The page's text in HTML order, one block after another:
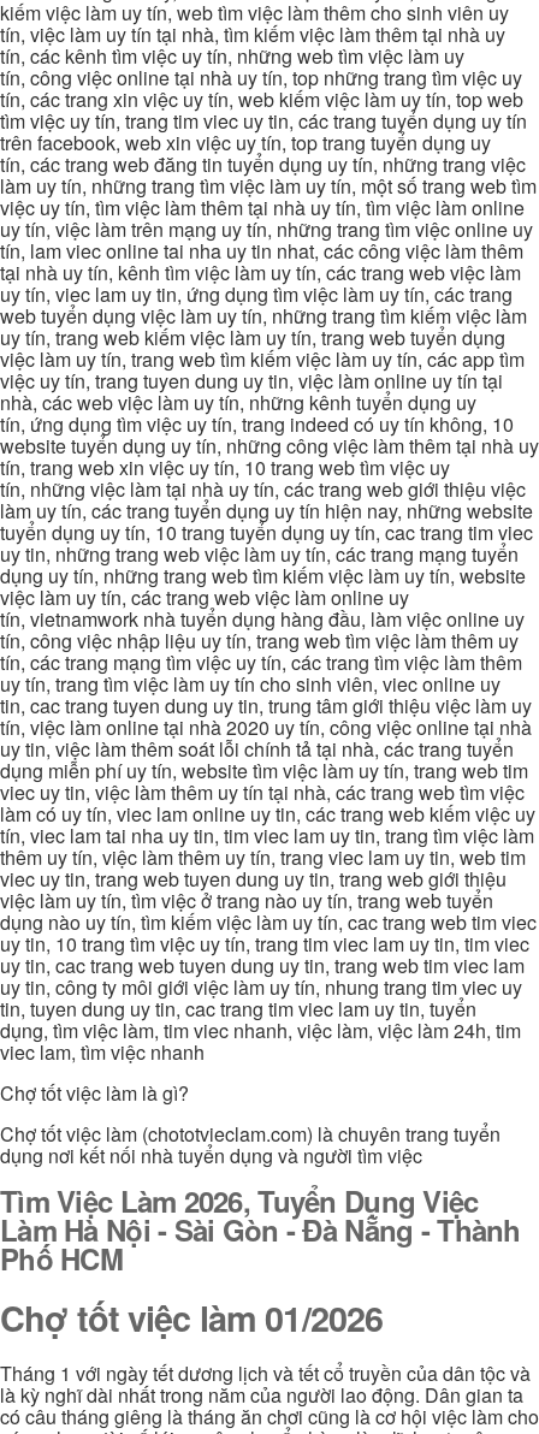
kiếm việc làm uy tín, web tìm việc làm thêm cho sinh viên uy
tín, việc làm uy tín tại nhà, tìm kiếm việc làm thêm tại nhà uy
tín, các kênh tìm việc uy tín, những web tìm việc làm uy
tín, công việc online tại nhà uy tín, top những trang tìm việc uy
tín, các trang xin việc uy tín, web kiếm việc làm uy tín, top web
tìm việc uy tín, trang tim viec uy tin, các trang tuyển dụng uy tín
trên facebook, web xin việc uy tín, top trang tuyển dụng uy
tín, các trang web đăng tin tuyển dụng uy tín, những trang việc
làm uy tín, những trang tìm việc làm uy tín, một số trang web tìm
việc uy tín, tìm việc làm thêm tại nhà uy tín, tìm việc làm online
uy tín, việc làm trên mạng uy tín, những trang tìm việc online uy
tín, lam viec online tai nha uy tin nhat, các công việc làm thêm
tại nhà uy tín, kênh tìm việc làm uy tín, các trang web việc làm
uy tín, viec lam uy tin, ứng dụng tìm việc làm uy tín, các trang
web tuyển dụng việc làm uy tín, những trang tìm kiếm việc làm
uy tín, trang web kiếm việc làm uy tín, trang web tuyển dụng
việc làm uy tín, trang web tìm kiếm việc làm uy tín, các app tìm
việc uy tín, trang tuyen dung uy tin, việc làm online uy tín tại
nhà, các web việc làm uy tín, những kênh tuyển dụng uy
tín, ứng dụng tìm việc uy tín, trang indeed có uy tín không, 10
website tuyển dụng uy tín, những công việc làm thêm tại nhà uy
tín, trang web xin việc uy tín, 10 trang web tìm việc uy
tín, những việc làm tại nhà uy tín, các trang web giới thiệu việc
làm uy tín, các trang tuyển dụng uy tín hiện nay, những website
tuyển dụng uy tín, 10 trang tuyển dụng uy tín, cac trang tim viec
uy tin, những trang web việc làm uy tín, các trang mạng tuyển
dụng uy tín, những trang web tìm kiếm việc làm uy tín, website
việc làm uy tín, các trang web việc làm online uy
tín, vietnamwork nhà tuyển dụng hàng đầu, làm việc online uy
tín, công việc nhập liệu uy tín, trang web tìm việc làm thêm uy
tín, các trang mạng tìm việc uy tín, các trang tìm việc làm thêm
uy tín, trang tìm việc làm uy tín cho sinh viên, viec online uy
tin, cac trang tuyen dung uy tin, trung tâm giới thiệu việc làm uy
tín, việc làm online tại nhà 2020 uy tín, công việc online tại nhà
uy tin, việc làm thêm soát lỗi chính tả tại nhà, các trang tuyển
dụng miễn phí uy tín, website tìm việc làm uy tín, trang web tim
viec uy tin, việc làm thêm uy tín tại nhà, các trang web tìm việc
làm có uy tín, viec lam online uy tin, các trang web kiếm việc uy
tín, viec lam tai nha uy tin, tim viec lam uy tin, trang tìm việc làm
thêm uy tín, việc làm thêm uy tín, trang viec lam uy tin, web tim
viec uy tin, trang web tuyen dung uy tin, trang web giới thiệu
việc làm uy tín, tìm việc ở trang nào uy tín, trang web tuyển
dụng nào uy tín, tìm kiếm việc làm uy tín, cac trang web tim viec
uy tin, 10 trang tìm việc uy tín, trang tim viec lam uy tin, tim viec
uy tin, cac trang web tuyen dung uy tin, trang web tim viec lam
uy tin, công ty môi giới việc làm uy tín, nhung trang tim viec uy
tin, tuyen dung uy tin, cac trang tim viec lam uy tin, tuyển
dụng, tìm việc làm, tim viec nhanh, việc làm, việc làm 24h, tim
viec lam, tìm việc nhanh
Chợ tốt việc làm là gì?
Chợ tốt việc làm (chototvieclam.com) là chuyên trang tuyển
dụng nơi kết nối nhà tuyển dụng và người tìm việc
Tìm Việc Làm 2026, Tuyển Dụng Việc
Làm Hà Nội - Sài Gòn - Đà Nẵng - Thành
Phố HCM
Chợ tốt việc làm 01/2026
Tháng 1 với ngày tết dương lịch và tết cổ truyền của dân tộc và
là kỳ nghĩ dài nhất trong năm của người lao động. Dân gian ta
có câu tháng giêng là tháng ăn chơi cũng là cơ hội việc làm cho